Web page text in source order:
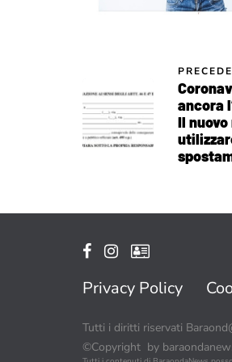
ancora
Il
Privacy Policy
Tutti i diritti riservati
©Copyright by